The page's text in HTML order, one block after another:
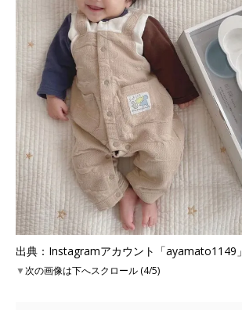
出典：Instagramアカウント「ayamato1149」
▼次の画像は下へスクロール (4/5)